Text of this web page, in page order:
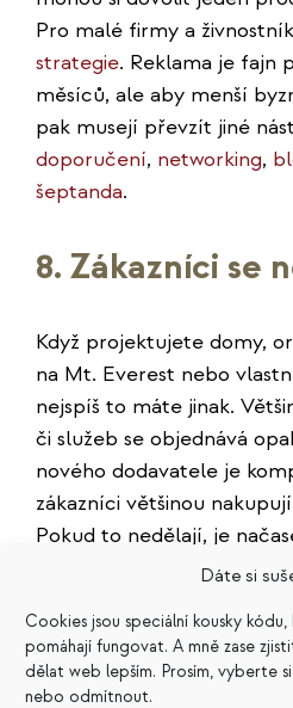
Dáte si
Cookies jsou speciální kousky
pomáhají fungovat. A mně zase
dělat web lepším. Prosím, vyberte
nebo odmítnout.
Pro malé firmy a
strategie. Reklama je fajn
měsíců, ale aby menší
pak musejí převzít jiné
doporučení, networking,
šeptanda.
8. Zákazníci se
Když projektujete domy,
na Mt. Everest nebo
nejspíš to máte jinak.
či služeb se objednává
nového dodavatele je
zákazníci většinou
Pokud to nedělají, je
A jak moc je situace
9. Opouštějí